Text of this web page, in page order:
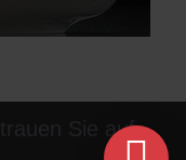
Sie auf